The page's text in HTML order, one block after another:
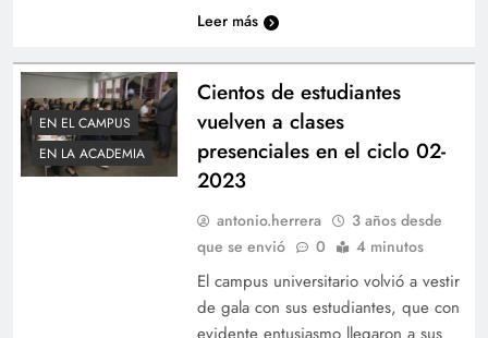
Leer más
EN EL CAMPUS
EN LA ACADEMIA
Cientos de estudiantes
vuelven a clases
presenciales en el ciclo 02-
2023
antonio.herrera
3 años desde
que se envió
0 4 minutos
El campus universitario volvió a vestir
de gala con sus estudiantes, que con